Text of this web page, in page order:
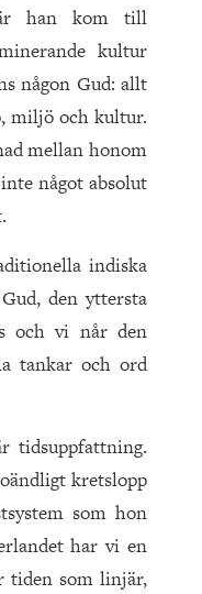
han kom till
kultur
någon Gud: allt
miljö och kultur.
mellan honom
något absolut
indiska
den yttersta
och vi når den
tankar och ord
tidsuppfattning.
kretslopp
som hon
har vi en
tiden som linjär,